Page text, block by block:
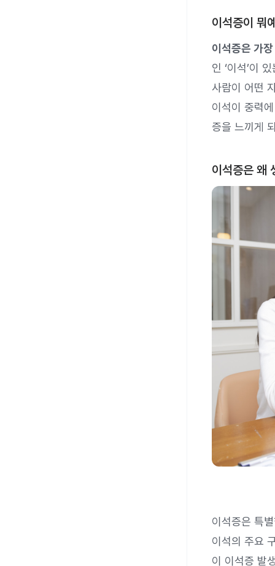
이석증이 뭐
이석증은 가
인 ‘이석’이
사람이 어떤
이석이 중력
증을 느끼게
이석증은 왜
이석증은 특
이석의 주요
이 이석증 발